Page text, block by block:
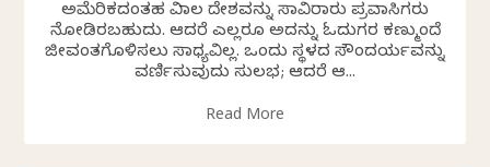
ಅಮೆರಿಕದಂತಹ ವಿಶಾಲ ದೇಶವನ್ನು ಸಾವಿರಾರು ಪ್ರವಾಸಿಗರು
ನೋಡಿರಬಹುದು. ಆದರೆ ಎಲ್ಲರೂ ಅದನ್ನು ಓದುಗರ ಕಣ್ಮುಂದೆ
ಜೀವಂತಗೊಳಿಸಲು ಸಾಧ್ಯವಿಲ್ಲ. ಒಂದು ಸ್ಥಳದ ಸೌಂದರ್ಯವನ್ನು
ವರ್ಣಿಸುವುದು ಸುಲಭ; ಆದರೆ ಆ...
Read More